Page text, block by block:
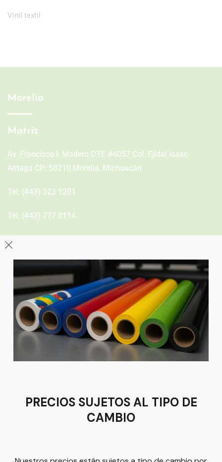
Vinil textil
Morelia
Matriz
Av. Francisco I. Madero OTE #4057 Col. Ejidal Isaac
Arriaga CP: 58210 Morelia, Michoacán
Tel: (443) 323 1201
Tel: (443) 777 0114
León
Sucursal
Av del Astillero 129 Centro bodeguero Las Trojes León,
Guanajuato
Tel:(477) 776 8994
Términos y condiciones
PRECIOS SUJETOS AL TIPO DE
CAMBIO